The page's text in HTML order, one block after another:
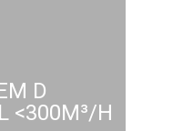
D
<300M³/H